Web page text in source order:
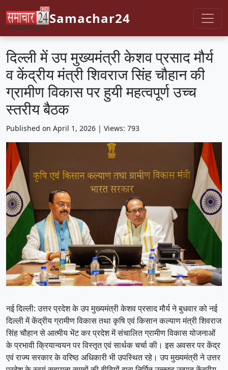
Samachar24
दिल्ली में उप मुख्यमंत्री केशव प्रसाद मौर्य
व केंद्रीय मंत्री शिवराज सिंह चौहान की
ग्रामीण विकास पर हुयी महत्वपूर्ण उच्च
स्तरीय बैठक
Published on April 1, 2026 | Views: 793
नई दिल्ली: उत्तर प्रदेश के उप मुख्यमंत्री केशव प्रसाद मौर्य ने बुधवार को नई
दिल्ली में केंद्रीय ग्रामीण विकास तथा कृषि एवं किसान कल्याण मंत्री शिवराज
सिंह चौहान से आत्मीय भेंट कर प्रदेश में संचालित ग्रामीण विकास योजनाओं
के प्रभावी क्रियान्वयन पर विस्तृत एवं सार्थक चर्चा की। इस अवसर पर केंद्र
एवं राज्य सरकार के वरिष्ठ अधिकारी भी उपस्थित रहे। उप मुख्यमंत्री ने उत्तर